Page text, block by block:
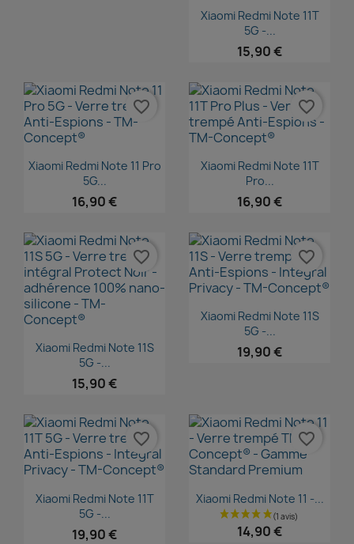
Aperçu rapide
Xiaomi Redmi Note 11T
5G -...
15,90 €
Aperçu rapide
Xiaomi Redmi Note 11 Pro
5G...
16,90 €
favorite_border
Aperçu rapide
Xiaomi Redmi Note 11T
Pro...
16,90 €
favorite_border
Aperçu rapide
Xiaomi Redmi Note 11S
5G -...
15,90 €
favorite_border
Aperçu rapide
Xiaomi Redmi Note 11S
5G -...
19,90 €
favorite_border
Aperçu rapide
Xiaomi Redmi Note 11T
5G -...
19,90 €
favorite_border
Aperçu rapide
Xiaomi Redmi Note 11 -...
14,90 €
favorite_border